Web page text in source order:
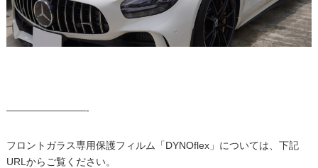
————————-
フロントガラス専用保護フィルム「DYNOflex」については、下記
URLからご覧ください。